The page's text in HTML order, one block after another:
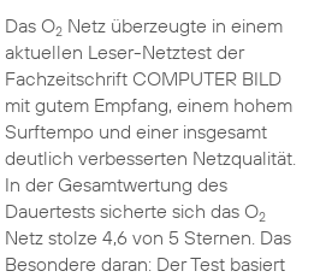
Das O2Netz überzeugte in einem
aktuellen Leser-Netztest der
Fachzeitschrift COMPUTER BILD
mit gutem Empfang, einem hohem
Surftempo und einer insgesamt
deutlich verbesserten Netzqualität.
In der Gesamtwertung des
Dauertests sicherte sich das O2
Netz stolze 4,6 von 5 Sternen. Das
Besondere daran: Der Test basiert